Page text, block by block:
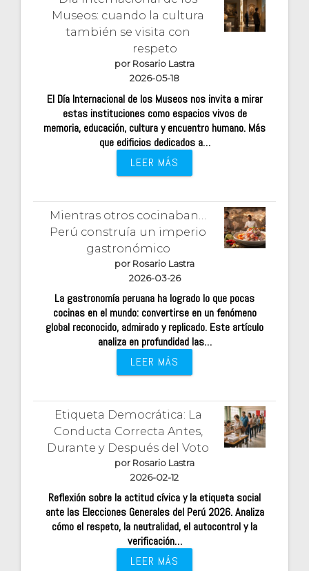
Museos: cuando la cultura
también se visita con
respeto
por Rosario Lastra
2026-05-18
El Día Internacional de los Museos nos invita a mirar
estas instituciones como espacios vivos de
memoria, educación, cultura y encuentro humano. Más
que edificios dedicados a…
LEER MÁS
Mientras otros cocinaban…
Perú construía un imperio
gastronómico
por Rosario Lastra
2026-03-26
La gastronomía peruana ha logrado lo que pocas
cocinas en el mundo: convertirse en un fenómeno
global reconocido, admirado y replicado. Este artículo
analiza en profundidad las…
LEER MÁS
Etiqueta Democrática: La
Conducta Correcta Antes,
Durante y Después del Voto
por Rosario Lastra
2026-02-12
Reflexión sobre la actitud cívica y la etiqueta social
ante las Elecciones Generales del Perú 2026. Analiza
cómo el respeto, la neutralidad, el autocontrol y la
verificación…
LEER MÁS